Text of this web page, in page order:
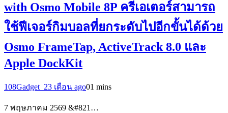
with Osmo Mobile 8P ครีเอเตอร์สามารถ
ใช้ฟีเจอร์กิมบอลที่ยกระดับไปอีกขั้นได้ด้วย
Osmo FrameTap, ActiveTrack 8.0 และ
Apple DockKit
108Gadget_23 เดือน ago01 mins
7 พฤษภาคม 2569 &#821…